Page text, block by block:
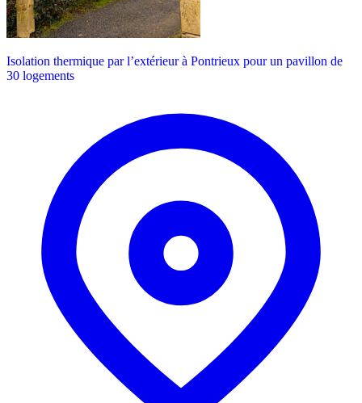
Isolation thermique par l’extérieur à Pontrieux pour un pavillon de
30 logements